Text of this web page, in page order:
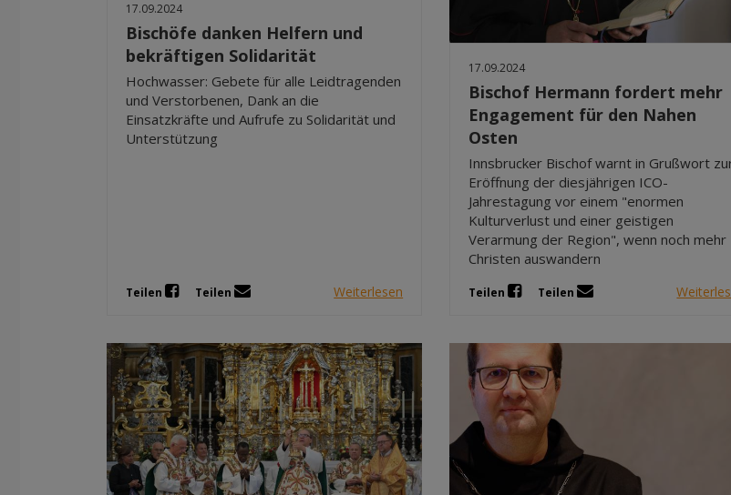
17.09.2024
Bischöfe danken Helfern und
bekräftigen Solidarität
Hochwasser: Gebete für alle Leidtragenden
und Verstorbenen, Dank an die
Einsatzkräfte und Aufrufe zu Solidarität und
Unterstützung
Teilen Teilen Weiterlesen
17.09.2024
Bischof Hermann fordert mehr
Engagement für den Nahen
Osten
Innsbrucker Bischof warnt in Grußwort
Eröffnung der diesjährigen ICO-
Jahrestagung vor einem "enormen
Kulturverlust und einer geistigen
Verarmung der Region", wenn noch mehr
Christen auswandern
Teilen Teilen